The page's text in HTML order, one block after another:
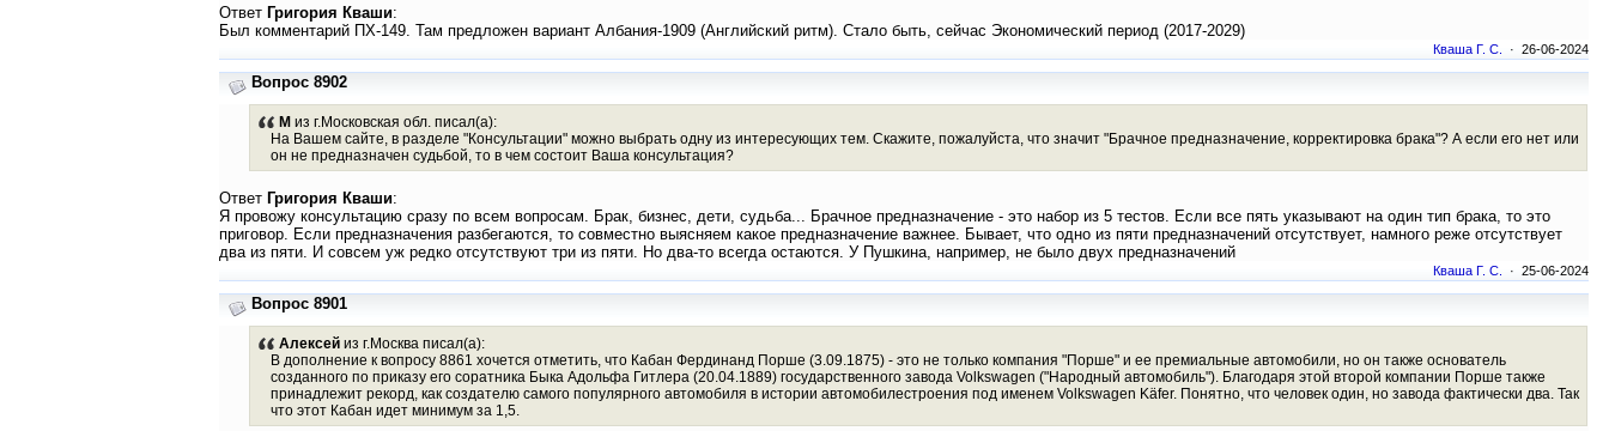
Ответ Григория Кваши:
Был комментарий ПХ-149. Там предложен вариант Албания-1909 (Английский ритм). Стало быть, сейчас Экономический период (2017-2029)
Кваша Г. С. · 26-06-2024
Вопрос 8902
М из г.Московская обл. писал(а):
На Вашем сайте, в разделе "Консультации" можно выбрать одну из интересующих тем. Скажите, пожалуйста, что значит "Брачное предназначение, корректировка брака"? А если его нет или
он не предназначен судьбой, то в чем состоит Ваша консультация?
Ответ Григория Кваши:
Я провожу консультацию сразу по всем вопросам. Брак, бизнес, дети, судьба... Брачное предназначение - это набор из 5 тестов. Если все пять указывают на один тип брака, то это
приговор. Если предназначения разбегаются, то совместно выясняем какое предназначение важнее. Бывает, что одно из пяти предназначений отсутствует, намного реже отсутствует
два из пяти. И совсем уж редко отсутствуют три из пяти. Но два-то всегда остаются. У Пушкина, например, не было двух предназначений
Кваша Г. С. · 25-06-2024
Вопрос 8901
Алексейиз г.Москва писал(а):
В дополнение к вопросу 8861 хочется отметить, что Кабан Фердинанд Порше (3.09.1875) - это не только компания "Порше" и ее премиальные автомобили, но он также основатель
созданного по приказу его соратника Быка Адольфа Гитлера (20.04.1889) государственного завода Volkswagen ("Народный автомобиль"). Благодаря этой второй компании Порше также
принадлежит рекорд, как создателю самого популярного автомобиля в истории автомобилестроения под именем Volkswagen Käfer. Понятно, что человек один, но завода фактически два. Так
что этот Кабан идет минимум за 1,5.